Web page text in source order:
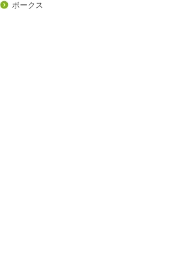
ボークス